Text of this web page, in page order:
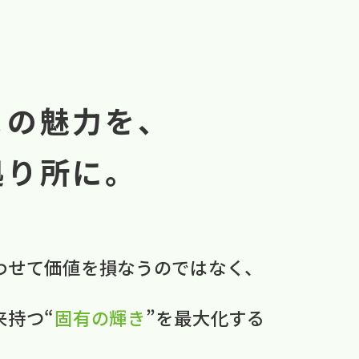
魅力を、
所に。
て​価値を​損なうのではなく、
持つ“固有の​輝き”を​最大化する​